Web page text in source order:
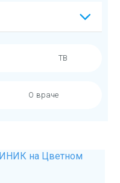
ТВ
О враче